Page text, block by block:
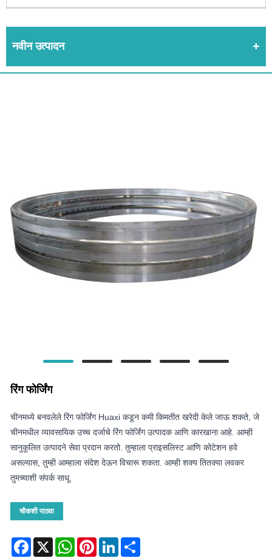
नवीन उत्पादन
रिंग फोर्जिंग
चीनमध्ये बनवलेले रिंग फोर्जिंग Huaxi कडून कमी किमतीत खरेदी केले जाऊ शकते, जे
चीनमधील व्यावसायिक उच्च दर्जाचे रिंग फोर्जिंग उत्पादक आणि कारखाना आहे. आम्ही
सानुकूलित उत्पादने सेवा प्रदान करतो. तुम्हाला प्राइसलिस्ट आणि कोटेशन हवे
असल्यास, तुम्ही आम्हाला संदेश देऊन विचारू शकता. आम्ही शक्य तितक्या लवकर
तुमच्याशी संपर्क साधू.
चौकशी पाठवा
Facebook
X WhatsAppPinterestLinkedIn